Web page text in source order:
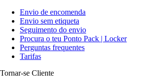
Envio de encomenda
Envio sem etiqueta
Seguimento do envio
Procura o teu Ponto Pack | Locker
Perguntas frequentes
Tarifas
Tornar-se Cliente